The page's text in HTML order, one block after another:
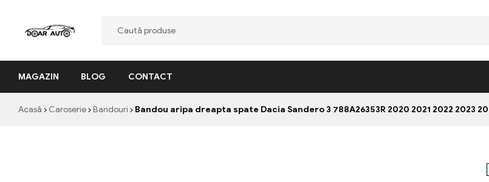
Auto
"Nascut
MAGAZIN BLOG CONTACT
Acasă Caroserie Bandouri Bandou aripa dreapta spate Dacia Sandero 3 788A26353R 2020 2021 2022 2023